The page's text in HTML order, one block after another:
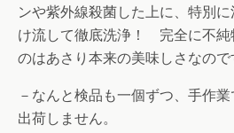
ンや紫外線殺菌した上に、特別
け流して徹底洗浄！ 完全に不純
のはあさり本来の美味しさなので
－なんと検品も一個ずつ、手作
出荷しません。